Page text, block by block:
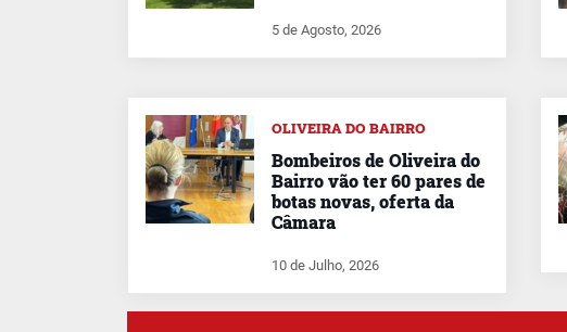
5 de Agosto, 2026
OLIVEIRA DO BAIRRO
Bombeiros de Oliveira do
Bairro vão ter 60 pares de
botas novas, oferta da
Câmara
10 de Julho, 2026